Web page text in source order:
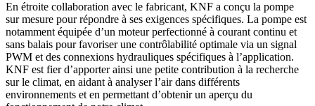
En étroite collaboration avec le fabricant, KNF a conçu la pompe
sur mesure pour répondre à ses exigences spécifiques. La pompe est
notamment équipée d’un moteur perfectionné à courant continu et
sans balais pour favoriser une contrôlabilité optimale via un signal
PWM et des connexions hydrauliques spécifiques à l’application.
KNF est fier d’apporter ainsi une petite contribution à la recherche
sur le climat, en aidant à analyser l’air dans différents
environnements et en permettant d’obtenir un aperçu du